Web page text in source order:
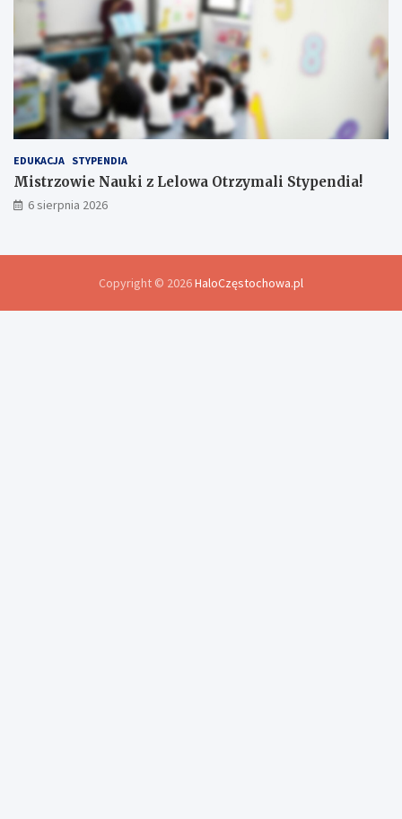
EDUKACJA STYPENDIA
Mistrzowie Nauki z Lelowa Otrzymali Stypendia!
6 sierpnia 2026
Copyright © 2026HaloCzęstochowa.pl